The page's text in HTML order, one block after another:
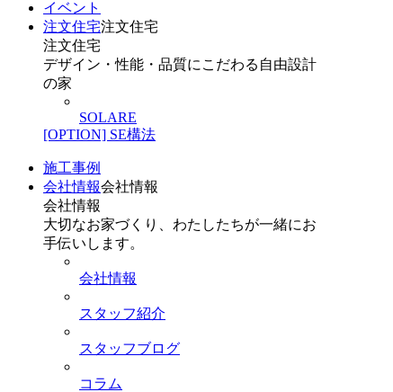
イベント
注文住宅注文住宅
注文住宅
デザイン・性能・品質にこだわる自由設計
の家
SOLARE
[OPTION] SE構法
施工事例
会社情報会社情報
会社情報
大切なお家づくり、わたしたちが一緒にお
手伝いします。
会社情報
スタッフ紹介
スタッフブログ
コラム